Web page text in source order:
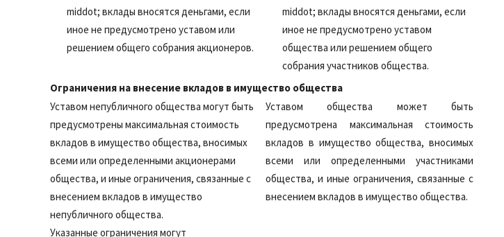
middot;вклады вносятся деньгами, если
иное не предусмотрено уставом или
решением общего собрания акционеров.
middot;вклады вносятся деньгами, если
иное не предусмотрено уставом
общества или решением общего
собрания участников общества.
Ограничения на внесение вкладов в имущество общества
Уставом непубличного общества могут быть
предусмотрены максимальная стоимость
вкладов в имущество общества, вносимых
всеми или определенными акционерами
общества, и иные ограничения, связанные с
внесением вкладов в имущество
непубличного общества.
Указанные ограничения могут
Уставом общества может быть
предусмотрена максимальная стоимость
вкладов в имущество общества, вносимых
всеми или определенными участниками
общества, и иные ограничения, связанные с
внесением вкладов в имущество общества.